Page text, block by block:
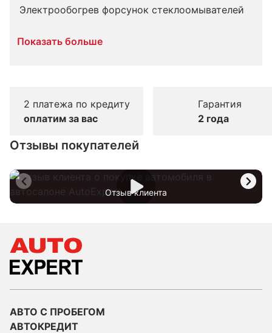
Электрообогрев форсунок стеклоомывателей
Показать больше
2 платежа по кредиту
оплатим за вас
Гарантия
2 года
Отзывы покупателей
Отзыв клиента
АВТО С ПРОБЕГОМ
АВТОКРЕДИТ